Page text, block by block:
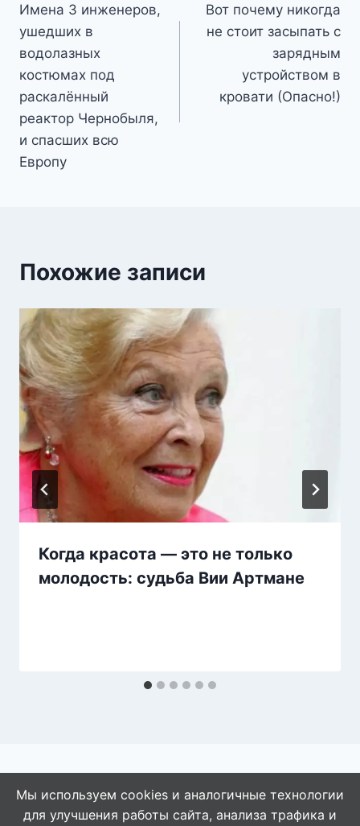
по
записям
Имена 3 инженеров,
ушедших в
водолазных
костюмах под
раскалённый
реактор Чернобыля,
и спасших всю
Европу
Вот почему никогда
не стоит засыпать с
зарядным
устройством в
кровати (Опасно!)
Похожие записи
Когда красота — это не только
молодость: судьба Вии Артмане
© 2026 АбАлдеть!
Мы используем cookies и аналогичные технологии
для улучшения работы сайта, анализа трафика и